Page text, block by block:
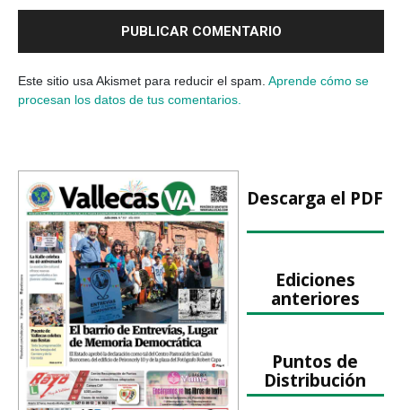
Este sitio usa Akismet para reducir el spam. Aprende cómo se
procesan los datos de tus comentarios.
Descarga el PDF
Ediciones
anteriores
Puntos de
Distribución